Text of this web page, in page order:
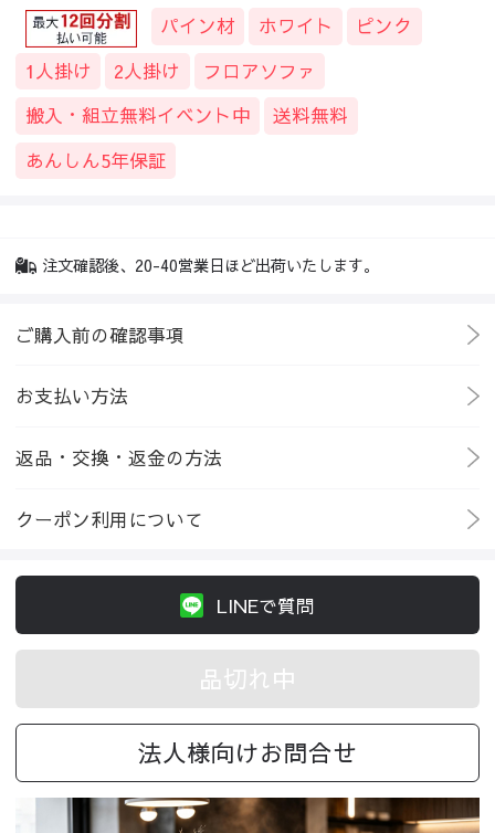
パイン材 ホワイト
ピンク
1人掛け
2人掛け
フロアソファ
搬入・組立無料イベント中
送料無料
あんしん5年保証
注文確認後、20-40営業日ほど出荷いたします。
ご購入前の確認事項
お支払い方法
返品・交換・返金の方法
クーポン利用について
LINEで質問
品切れ中
法人様向けお問合せ